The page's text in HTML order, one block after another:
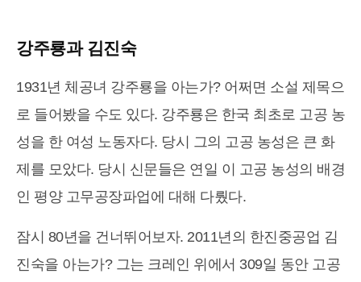
강주룡과 김진숙
1931년 체공녀 강주룡을 아는가? 어쩌면 소설 제목으
로 들어봤을 수도 있다. 강주룡은 한국 최초로 고공 농
성을 한 여성 노동자다. 당시 그의 고공 농성은 큰 화
제를 모았다. 당시 신문들은 연일 이 고공 농성의 배경
인 평양 고무공장파업에 대해 다뤘다.
잠시 80년을 건너뛰어보자. 2011년의 한진중공업 김
진숙을 아는가? 그는 크레인 위에서 309일 동안 고공